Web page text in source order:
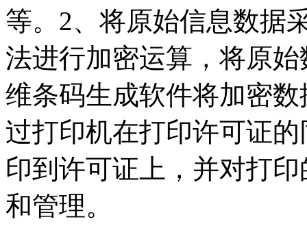
等。2、将原始信息数据
法进行加密运算，将原
维条码生成软件将加密
过打印机在打印许可证
印到许可证上，并对打
和管理。